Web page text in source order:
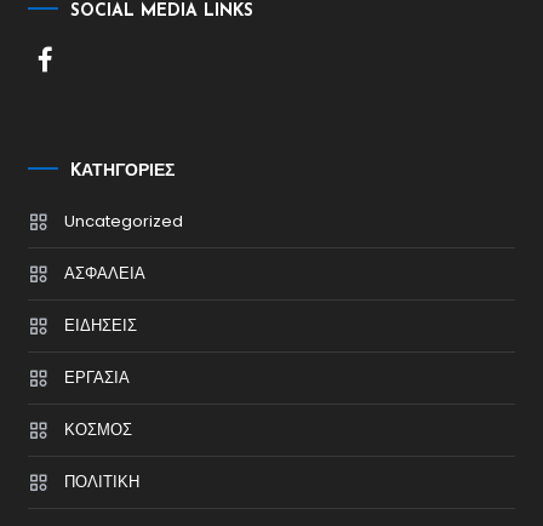
SOCIAL MEDIA LINKS
KΑΤΗΓΟΡΊΕΣ
Uncategorized
ΑΣΦΑΛΕΙΑ
ΕΙΔΗΣΕΙΣ
ΕΡΓΑΣΙΑ
ΚΟΣΜΟΣ
ΠΟΛΙΤΙΚΗ